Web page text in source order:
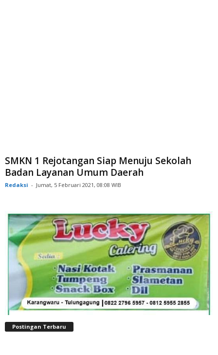
SMKN 1 Rejotangan Siap Menuju Sekolah
Badan Layanan Umum Daerah
Redaksi - Jumat, 5 Februari 2021, 08:08 WIB
Postingan Terbaru